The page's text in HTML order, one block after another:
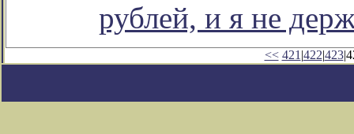
рублей, и я не
<< 421 |422|423